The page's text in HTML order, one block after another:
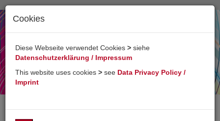
Toggle
Cookies
Diese Webseite verwendet Cookies > siehe
Datenschutzerklärung / Impressum
This website uses cookies > see Data Privacy Policy /
Imprint